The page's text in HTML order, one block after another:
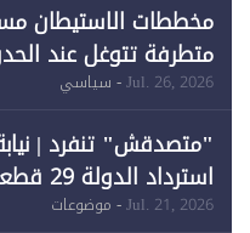
مخططات الاستيطان
متطرفة تتوغل عند
خرق الحدود
Jul. 26, 2026- سياسي
"متصدقش" تنفرد |
وقبول طعن الحكومة
Jul. 21, 2026- موضوعات